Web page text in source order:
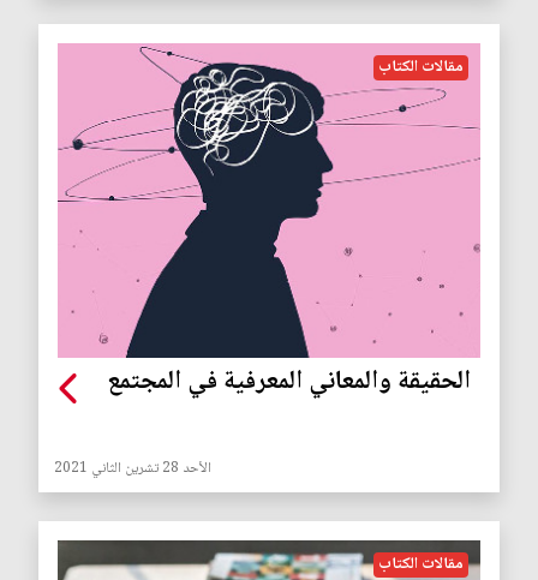
مقالات الكتاب
الحقيقة والمعاني المعرفية في المجتمع
الأحد 28 تشرين الثاني 2021
مقالات الكتاب